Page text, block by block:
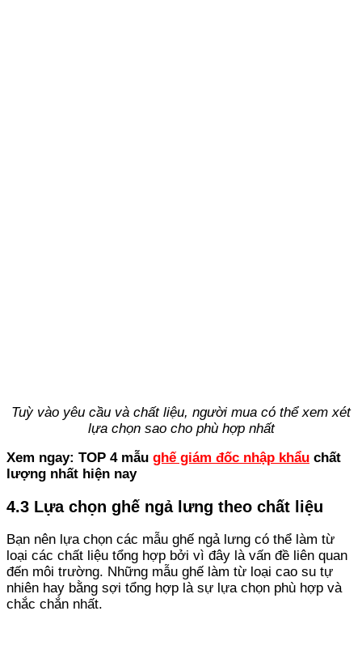
Tuỳ vào yêu cầu và chất liệu, người mua có thể xem xét
lựa chọn sao cho phù hợp nhất
Xem ngay: TOP 4 mẫu ghế giám đốc nhập khẩu chất
lượng nhất hiện nay
4.3 Lựa chọn ghế ngả lưng theo chất liệu
Bạn nên lựa chọn các mẫu ghế ngả lưng có thể làm từ
loại các chất liệu tổng hợp bởi vì đây là vấn đề liên quan
đến môi trường. Những mẫu ghế làm từ loại cao su tự
nhiên hay bằng sợi tổng hợp là sự lựa chọn phù hợp và
chắc chắn nhất.